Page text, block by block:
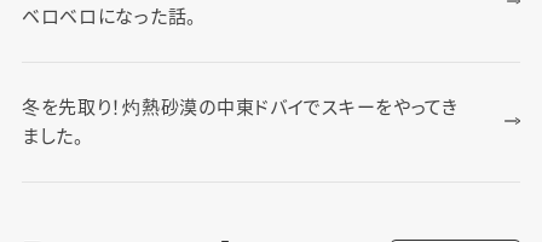
ベロベロになった話。
冬を先取り！灼熱砂漠の中東ドバイでスキーをやってき
ました。